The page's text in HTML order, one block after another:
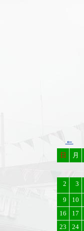
←
日 月
2
3
9 10
16
17
23
24